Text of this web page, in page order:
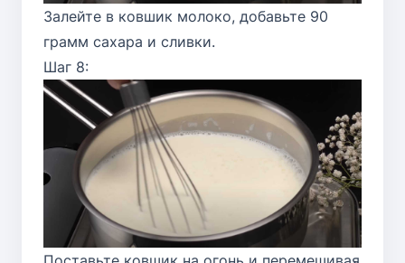
Залейте в ковшик молоко, добавьте 90
грамм сахара и сливки.
Шаг 8: